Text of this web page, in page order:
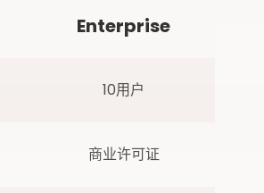
Enterprise
10用户
商业许可证